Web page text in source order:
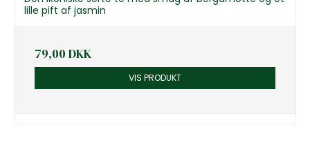
lille pift af jasmin
79,00 DKK
VIS PRODUKT